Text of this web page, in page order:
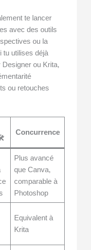
te lancer
avec des outils
ou la
tu utilises déjà
Designer ou Krita,
ou retouches
Concurrence
Plus avancé
que Canva,
comparable à
Photoshop
Equivalent à
Krita